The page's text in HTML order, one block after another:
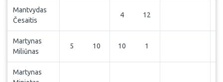
Mantvydas
Česaitis
4 12
Martynas
Miliūnas
5 10 10 1
Martynas